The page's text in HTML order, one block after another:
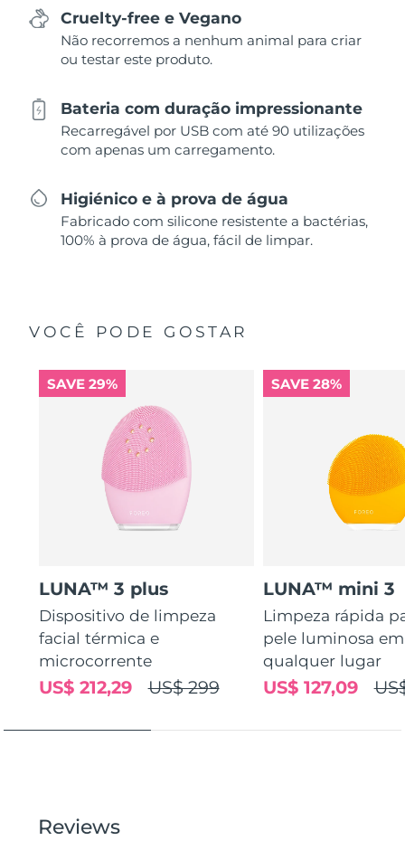
Cruelty-free e Vegano
Não recorremos a nenhum animal para criar
ou testar este produto.
Bateria com duração impressionante
Recarregável por USB com até 90 utilizações
com apenas um carregamento.
Higiénico e à prova de água
Fabricado com silicone resistente a bactérias,
100% à prova de água, fácil de limpar.
VOCÊ PODE GOSTAR
SAVE 29%
LUNA™ 3 plus
Dispositivo de limpeza
facial térmica e
microcorrente
US$ 299
US$ 212,29
SAVE 28%
LUNA™ mini 3
Limpeza rápida
pele luminosa em
qualquer lugar
US$ 127,09